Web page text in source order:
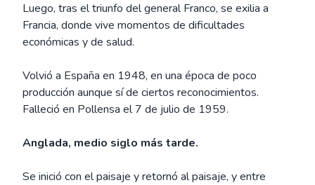
Luego, tras el triunfo del general Franco, se exilia a
Francia, donde vive momentos de dificultades
económicas y de salud.
Volvió a España en 1948, en una época de poco
producción aunque sí de ciertos reconocimientos.
Falleció en Pollensa el 7 de julio de 1959.
Anglada, medio siglo más tarde.
Se inició con el paisaje y retornó al paisaje, y entre